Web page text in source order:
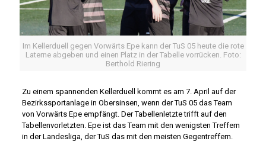
Im Kellerduell gegen Vorwärts Epe kann der TuS 05 heute die rote
Laterne abgeben und einen Platz in der Tabelle vorrücken. Foto:
Berthold Riering
Zu einem spannenden Kellerduell kommt es am 7. April auf der
Bezirkssportanlage in Obersinsen, wenn der TuS 05 das Team
von Vorwärts Epe empfängt. Der Tabellenletzte trifft auf den
Tabellenvorletzten. Epe ist das Team mit den wenigsten Treffern
in der Landesliga, der TuS das mit den meisten Gegentreffern.